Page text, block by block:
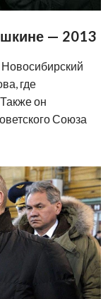
— 2013
Новосибирский
где
он
Союза